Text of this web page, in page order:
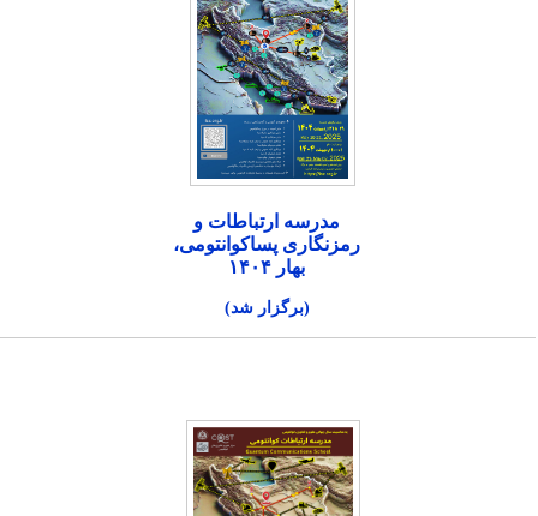
مدرسه ارتباطات و
رمزنگاری پساکوانتومی،
بهار ۱۴۰۴
(برگزار شد)